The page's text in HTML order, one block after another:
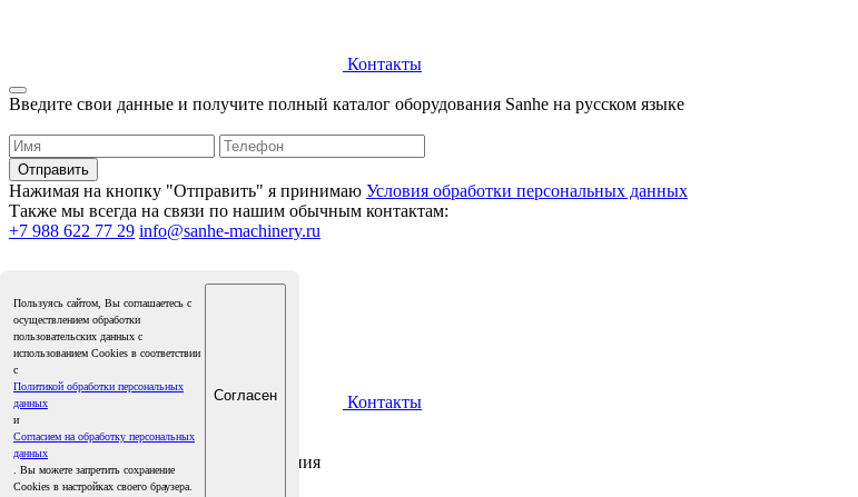
Контакты
Введите свои данные и получите полный каталог оборудования Sanhe на русском языке
Нажимая на кнопку "Отправить" я принимаю Условия обработки персональных данных
Также мы всегда на связи по нашим обычным контактам:
+7 988 622 77 29 info@sanhe-machinery.ru
Контакты
Пользуясь сайтом, Вы соглашаетесь с
осуществлением обработки
пользовательских данных с
использованием Cookies в соответствии
с
Политикой обработки персональных
данных
и
Согласием на обработку персональных
данных
. Вы можете запретить сохранение
Cookies в настройках своего браузера.
Согласен
Получите полный каталог оборудования
На русском языке